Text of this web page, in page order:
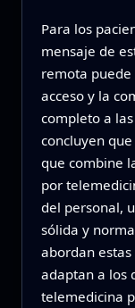
Para los
mensaje de
remota
acceso y la
completo a
concluyen
que combine
por
del personal,
sólida y
abordan estas
adaptan a los
telemedicina